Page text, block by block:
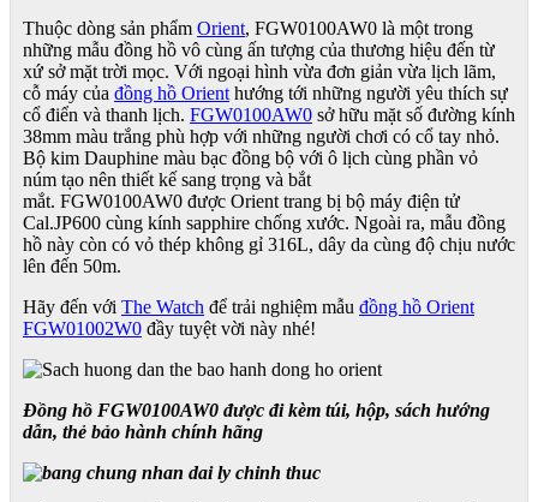
Thuộc dòng sản phẩm Orient, FGW0100AW0 là một trong
những mẫu đồng hồ vô cùng ấn tượng của thương hiệu đến từ
xứ sở mặt trời mọc. Với ngoại hình vừa đơn giản vừa lịch lãm,
cỗ máy của đồng hồ Orient hướng tới những người yêu thích sự
cổ điển và thanh lịch. FGW0100AW0 sở hữu mặt số đường kính
38mm màu trắng phù hợp với những người chơi có cổ tay nhỏ.
Bộ kim Dauphine màu bạc đồng bộ với ô lịch cùng phần vỏ
núm tạo nên thiết kế sang trọng và bắt
mắt. FGW0100AW0 được Orient trang bị bộ máy điện tử
Cal.JP600 cùng kính sapphire chống xước. Ngoài ra, mẫu đồng
hồ này còn có vỏ thép không gỉ 316L, dây da cùng độ chịu nước
lên đến 50m.
Hãy đến với The Watch để trải nghiệm mẫu đồng hồ Orient
FGW01002W0 đầy tuyệt vời này nhé!
Đồng hồ FGW0100AW0 được đi kèm túi, hộp, sách hướng
dẫn, thẻ bảo hành chính hãng